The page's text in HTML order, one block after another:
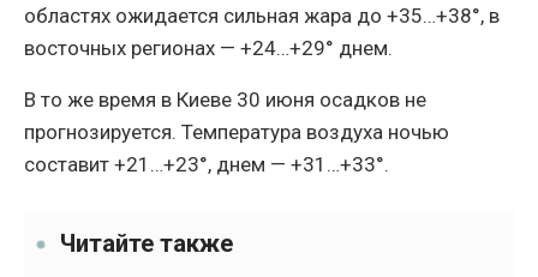
областях ожидается сильная жара до +35…+38°, в
восточных регионах — +24…+29° днем.
В то же время в Киеве 30 июня осадков не
прогнозируется. Температура воздуха ночью
составит +21…+23°, днем — +31…+33°.
Читайте также